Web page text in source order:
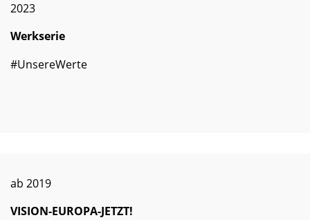
2023
Werkserie
#UnsereWerte
ab 2019
VISION-EUROPA-JETZT!